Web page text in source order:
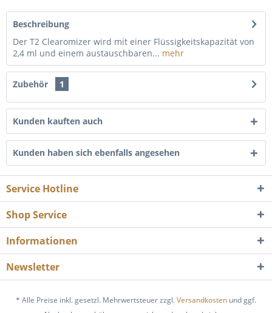
Beschreibung
Der T2 Clearomizer wird mit einer Flüssigkeitskapazität von
2,4 ml und einem austauschbaren... mehr
Zubehör 1
Kunden kauften auch
Kunden haben sich ebenfalls angesehen
Service Hotline
Shop Service
Informationen
Newsletter
* Alle Preise inkl. gesetzl. Mehrwertsteuer zzgl.Versandkosten und ggf.